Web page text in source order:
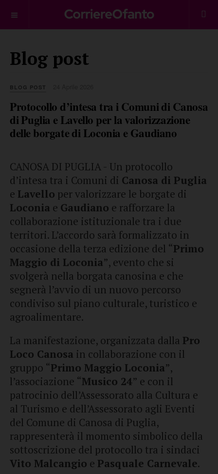
Blog post
BLOG POST
Protocollo d’intesa tra i Comuni di Canosa
di Puglia e Lavello per la valorizzazione
delle borgate di Loconia e Gaudiano
CANOSA DI PUGLIA - Un protocollo
d’intesa tra i Comuni di Canosa di Puglia
e Lavello per valorizzare le borgate di
Loconia e Gaudiano e rafforzare la
collaborazione istituzionale tra i due
territori. L’accordo sarà formalizzato in
occasione della terza edizione del “Primo
Maggio di Loconia”, evento che si
svolgerà nella borgata canosina e che
segnerà l’avvio di un nuovo percorso
condiviso sul piano culturale, turistico e
agroalimentare.
La manifestazione, organizzata dalla Pro
Loco Canosa in collaborazione con il
gruppo “Primo Maggio Loconia”,
l’associazione “Musico 24” e con il
patrocinio dell’Assessorato alla Cultura e
al Turismo e dell’Assessorato agli Eventi
del Comune di Canosa di Puglia,
rappresenterà il momento simbolico della
sottoscrizione del protocollo tra i sindaci
Vito Malcangio e Pasquale Carnevale.